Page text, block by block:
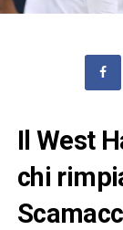
Il West
chi